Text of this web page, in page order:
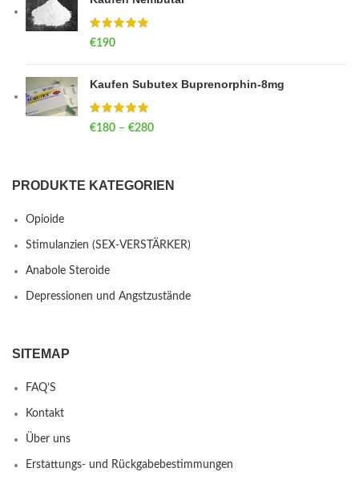
€190
Kaufen Subutex Buprenorphin-8mg
€180 – €280
PRODUKTE KATEGORIEN
Opioide
Stimulanzien (SEX-VERSTÄRKER)
Anabole Steroide
Depressionen und Angstzustände
SITEMAP
FAQ’S
Kontakt
Über uns
Erstattungs- und Rückgabebestimmungen